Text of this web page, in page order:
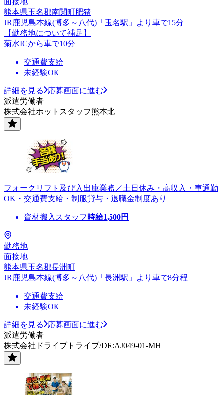
熊本県玉名郡南関町肥猪
JR鹿児島本線(博多～八代)「玉名駅」より車で15分
【勤務地について補足】
菊水ICから車で10分
交通費支給
未経験OK
詳細を見る
応募画面に進む
派遣労働者
株式会社ホットスタッフ熊本北
フォークリフト及び入出庫業務／土日休み・高収入・車通勤
OK・交通費支給・制服貸与・退職金制度あり
資材搬入スタッフ 時給1,500円
勤務地
面接地
熊本県玉名郡長洲町
JR鹿児島本線(博多～八代)「長洲駅」より車で8分程
交通費支給
未経験OK
詳細を見る
応募画面に進む
派遣労働者
株式会社ドライブトライブ/DR:AJ049-01-MH